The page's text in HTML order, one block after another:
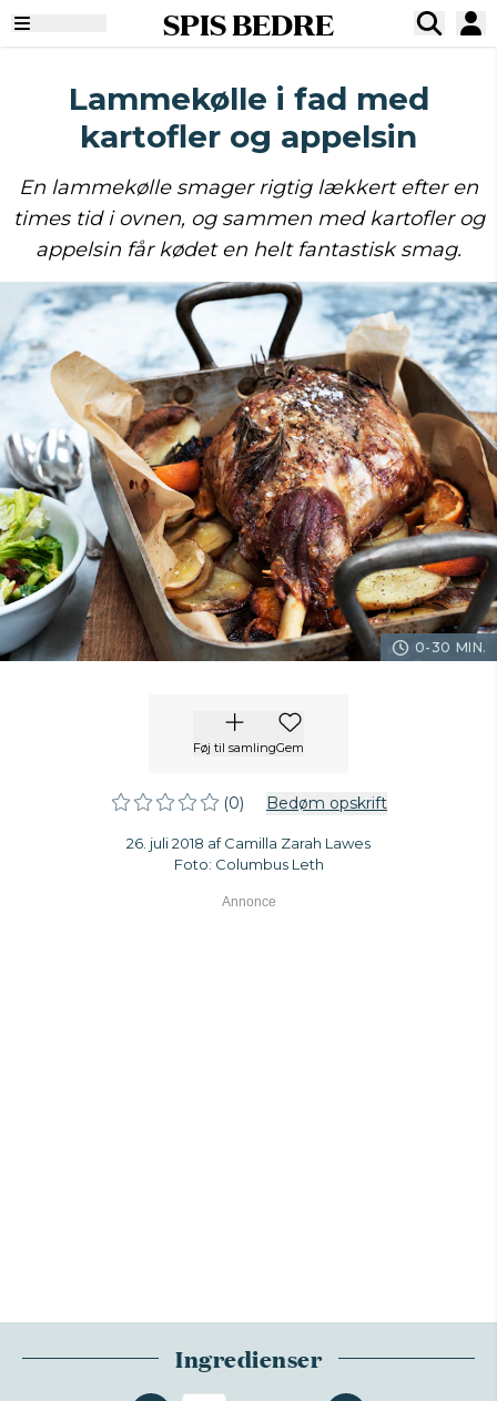
SPIS BEDRE
Lammekølle i fad med
kartofler og appelsin
En lammekølle smager rigtig lækkert efter en
times tid i ovnen, og sammen med kartofler og
appelsin får kødet en helt fantastisk smag.
0-30 MIN.
Føj til samlingGem
(0) Bedøm opskrift
26. juli 2018 af Camilla Zarah Lawes
Foto: Columbus Leth
Ingredienser